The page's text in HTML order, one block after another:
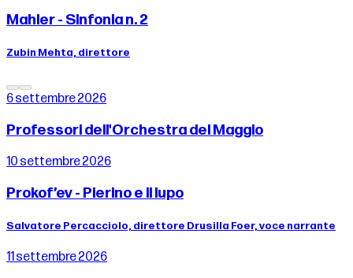
Mahler - Sinfonia n. 2
Zubin Mehta, direttore
6 settembre 2026
Professori dell'Orchestra del Maggio
10 settembre 2026
Prokof’ev - Pierino e il lupo
Salvatore Percacciolo, direttore Drusilla Foer, voce narrante
11 settembre 2026